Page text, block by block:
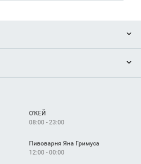
О'КЕЙ
08:00 - 23:00
Пивоварня Яна Гримуса
12:00 - 00:00